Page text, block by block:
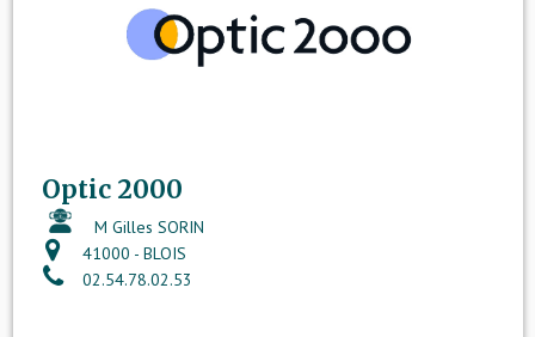
Optic 2000
M Gilles SORIN
41000 - BLOIS
02.54.78.02.53